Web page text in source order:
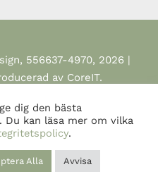
556637-4970, 2026 |
av CoreIT.
dig den bästa
Du kan läsa mer om vilka
.
Alla Avvisa